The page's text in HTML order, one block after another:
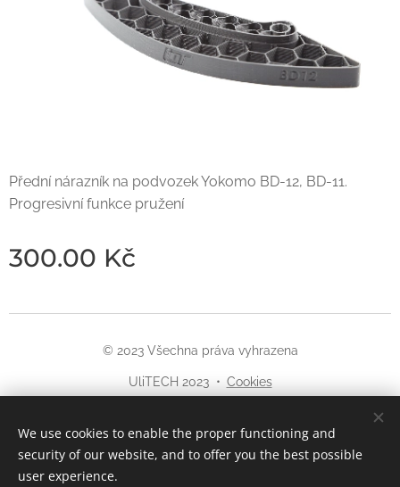
Přední nárazník na podvozek Yokomo BD-12, BD-11.
Progresivní funkce pružení
300.00 Kč
© 2023 Všechna práva vyhrazena
UliTECH 2023 Cookies
Čeština
English
We use cookies to enable the proper functioning and
security of our website, and to offer you the best possible
user experience.